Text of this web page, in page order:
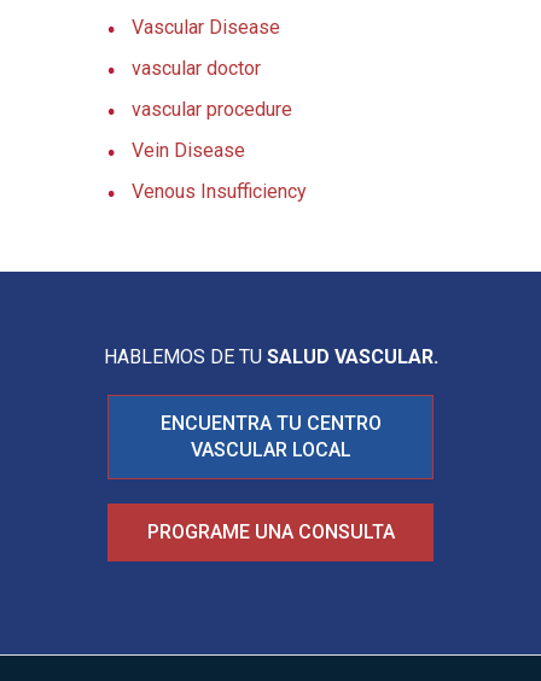
Vascular Disease
vascular doctor
vascular procedure
Vein Disease
Venous Insufficiency
HABLEMOS DE TU SALUD VASCULAR.
ENCUENTRA TU CENTRO
VASCULAR LOCAL
PROGRAME UNA CONSULTA